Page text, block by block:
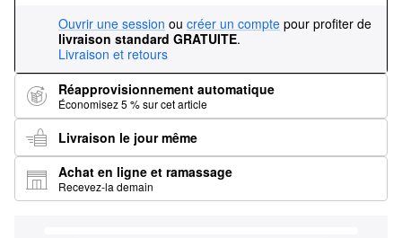
Ouvrir une session ou créer un compte pour profiter de
livraison standard GRATUITE.
Livraison et retours
Réapprovisionnement automatique
Économisez 5 % sur cet article
Livraison le jour même
Achat en ligne et ramassage
Recevez-la demain